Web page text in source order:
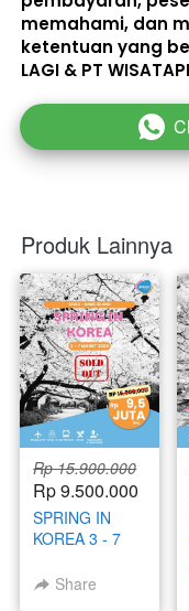
memahami, dan
ketentuan yang
LAGI & PT
`
Produk Lainnya
Rp 15.900.000
Rp 9.500.000
SPRING IN
KOREA 3 - 7
Share